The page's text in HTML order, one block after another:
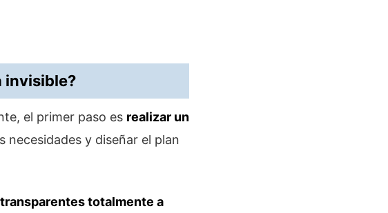
invisible?
el primer paso es realizar un
necesidades y diseñar el plan
totalmente a